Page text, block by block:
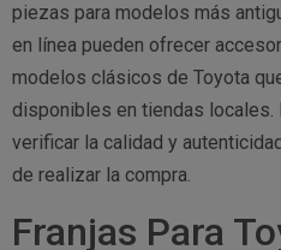
piezas para modelos más
en línea pueden ofrecer
modelos clásicos de Toyota
disponibles en tiendas locales.
verificar la calidad y
de realizar la compra.
Franjas Para